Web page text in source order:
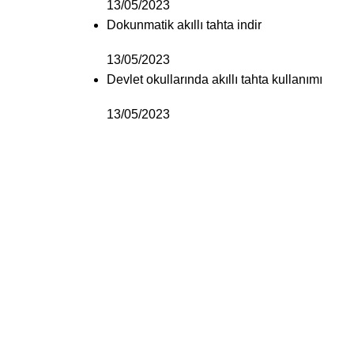
13/05/2023
Dokunmatik akıllı tahta indir
13/05/2023
Devlet okullarında akıllı tahta kullanımı
13/05/2023